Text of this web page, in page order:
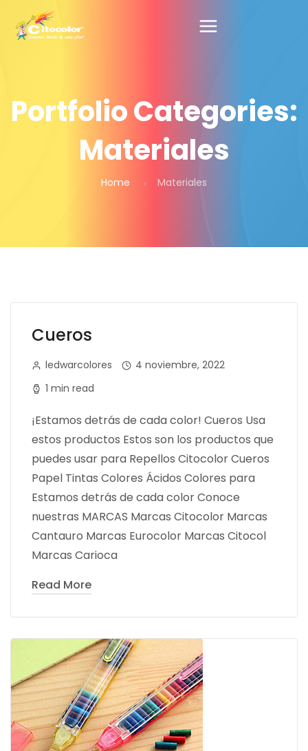
Portfolio Categories:
Materiales
Home Materiales
Cueros
ledwarcolores
4 noviembre, 2022
1 min read
¡Estamos detrás de cada color! Cueros Usa
estos productos Estos son los productos que
puedes usar para Repellos Citocolor Cueros
Papel Tintas Colores Ácidos Colores para
Estamos detrás de cada color Conoce
nuestras MARCAS Marcas Citocolor Marcas
Cantauro Marcas Eurocolor Marcas Citocol
Marcas Carioca
Read More